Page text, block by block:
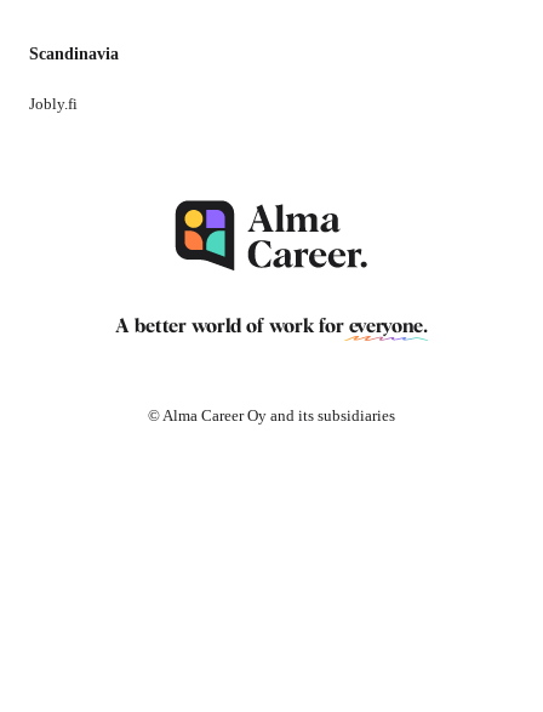
Scandinavia
Jobly.fi
A better world of work for everyone.
© Alma Career Oy and its subsidiaries